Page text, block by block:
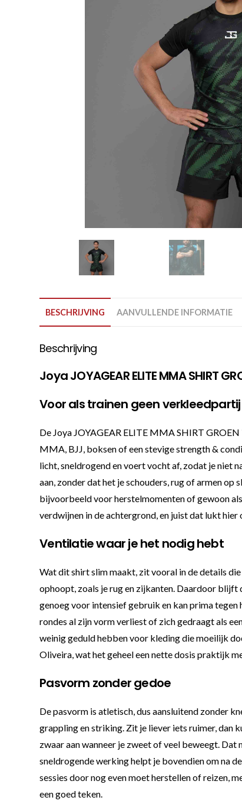
BESCHRIJVING AANVULLENDE INFORMATIE
Beschrijving
Joya JOYAGEAR ELITE MMA SHIRT
Voor als trainen geen verkleedpartij
De Joya JOYAGEAR ELITE MMA SHIRT
MMA, BJJ, boksen of een stevige strength &
licht, sneldrogend en voert vocht af, zodat je niet
aan, zonder dat het je schouders, rug of armen
bijvoorbeeld voor herstelmomenten of gewoon
verdwijnen in de achtergrond, en juist dat lukt hier
Ventilatie waar je het nodig hebt
Wat dit shirt slim maakt, zit vooral in de details
ophoopt, zoals je rug en zijkanten. Daardoor blijft
genoeg voor intensief gebruik en kan prima tegen
rondes al zijn vorm verliest of zich gedraagt als
weinig geduld hebben voor kleding die moeilijk
Oliveira, wat het geheel een nette dosis praktijk
Pasvorm zonder gedoe
De pasvorm is atletisch, dus aansluitend zonder
grappling en striking. Zit je liever iets ruimer, dan
zwaar aan wanneer je zweet of veel beweegt.
sneldrogende werking helpt je bovendien om na
sessies door nog even moet herstellen of reizen,
een goed teken.